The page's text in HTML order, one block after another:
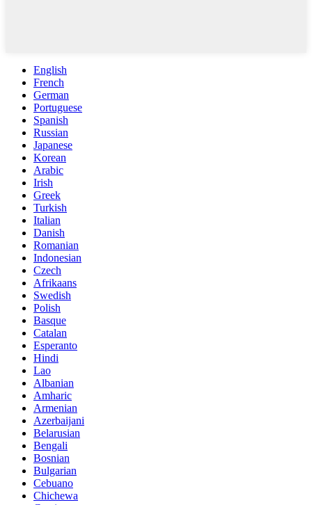
English
French
German
Portuguese
Spanish
Russian
Japanese
Korean
Arabic
Irish
Greek
Turkish
Italian
Danish
Romanian
Indonesian
Czech
Afrikaans
Swedish
Polish
Basque
Catalan
Esperanto
Hindi
Lao
Albanian
Amharic
Armenian
Azerbaijani
Belarusian
Bengali
Bosnian
Bulgarian
Cebuano
Chichewa